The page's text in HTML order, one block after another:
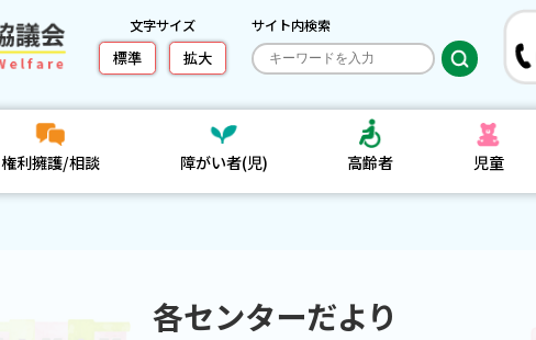
文字サイズ
標準 拡大
サイト内検索
権利擁護/相談 障がい者(児) 高齢者 児童
各センターだより